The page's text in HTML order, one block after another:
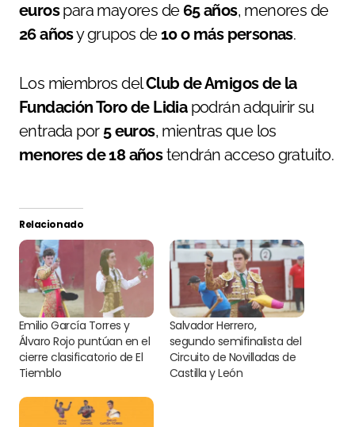
eurospara mayores de 65 años, menores de
26 añosy grupos de10 o más personas.
Los miembros delClub de Amigos de la
Fundación Toro de Lidiapodrán adquirir su
entrada por 5 euros, mientras que los
menores de 18 añostendrán acceso gratuito.
Relacionado
Emilio García Torres y
Álvaro Rojo puntúan en el
cierre clasificatorio de El
Tiemblo
Salvador Herrero,
segundo semifinalista del
Circuito de Novilladas de
Castilla y León